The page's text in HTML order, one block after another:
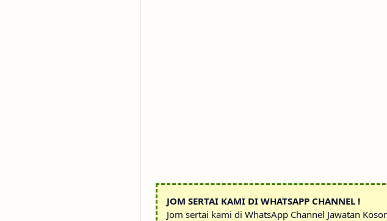
JOM SERTAI KAMI DI WHATSAPP CHANNEL !
Jom sertai kami di WhatsApp Channel Jawatan